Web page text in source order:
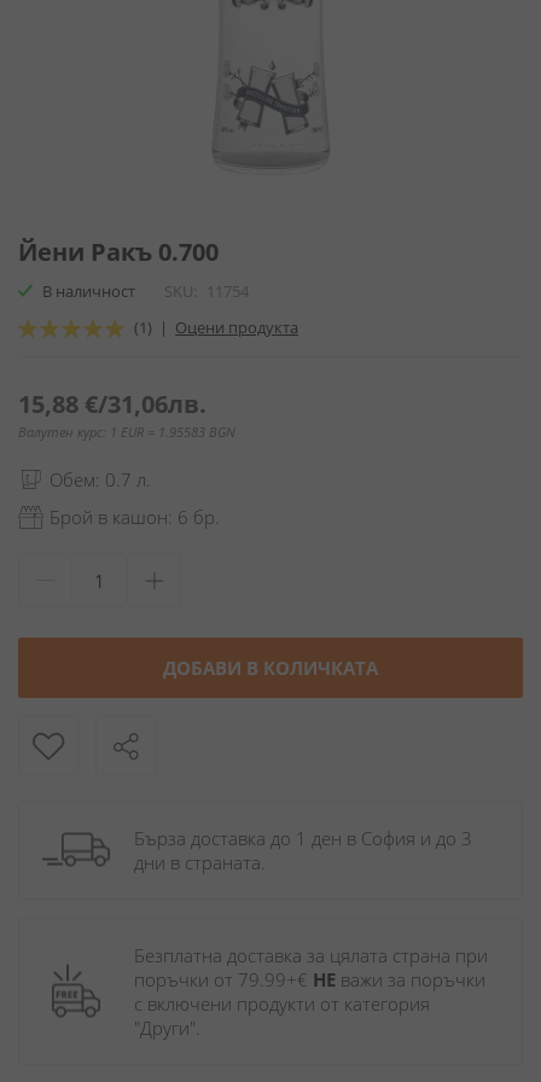
към
на
галерия
със
Йени Ракъ 0.700
В наличност SKU
11754
Оценка:
(1) | Оцени продукта
15,88 €/31,06лв.
Валутен курс: 1 EUR = 1.95583 BGN
Обем: 0.7 л.
Брой в кашон: 6 бр.
ДОБАВИ В КОЛИЧКАТА
Бърза доставка до 1 ден в София и до 3
дни в страната.
Безплатна доставка за цялата страна при
поръчки от 79.99+€ НЕ важи за поръчки
с включени продукти от категория
"Други".